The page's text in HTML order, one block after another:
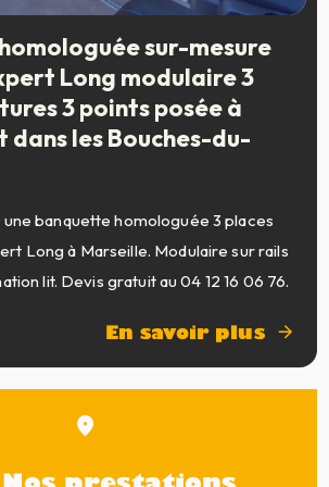
sur-mesure
Long modulaire 3
3 points posée à
dans les Bouches-du-
une banquette homologuée 3 places
Long à Marseille. Modulaire sur rails
lit. Devis gratuit au 04 12 16 06 76.
En savoir plus